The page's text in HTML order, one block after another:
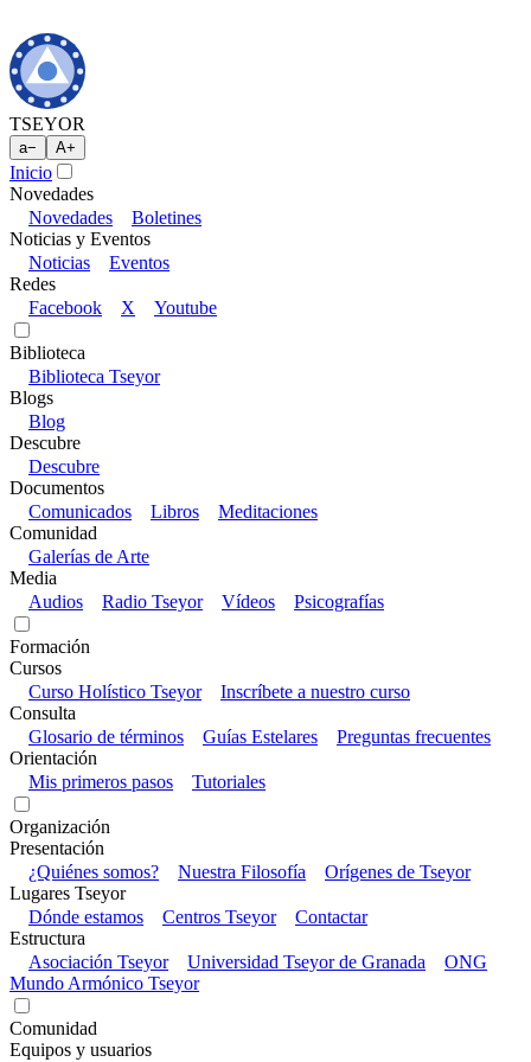
TSEYOR
a− A+
Inicio
Novedades
Novedades
Boletines
Noticias y Eventos
Noticias
Eventos
Redes
Facebook
X Youtube
Biblioteca
Biblioteca Tseyor
Blogs
Blog
Descubre
Descubre
Documentos
Comunicados
Libros
Meditaciones
Comunidad
Galerías de Arte
Media
Audios
Radio Tseyor Vídeos Psicografías
Formación
Cursos
Curso Holístico Tseyor
Inscríbete a nuestro curso
Consulta
Glosario de términos
Guías Estelares
Preguntas frecuentes
Orientación
Mis primeros pasos
Tutoriales
Organización
Presentación
¿Quiénes somos?
Nuestra Filosofía
Orígenes de Tseyor
Lugares Tseyor
Dónde estamos
Centros Tseyor
Contactar
Estructura
Asociación Tseyor
Universidad Tseyor de Granada
ONG
Mundo Armónico Tseyor
Comunidad
Equipos y usuarios